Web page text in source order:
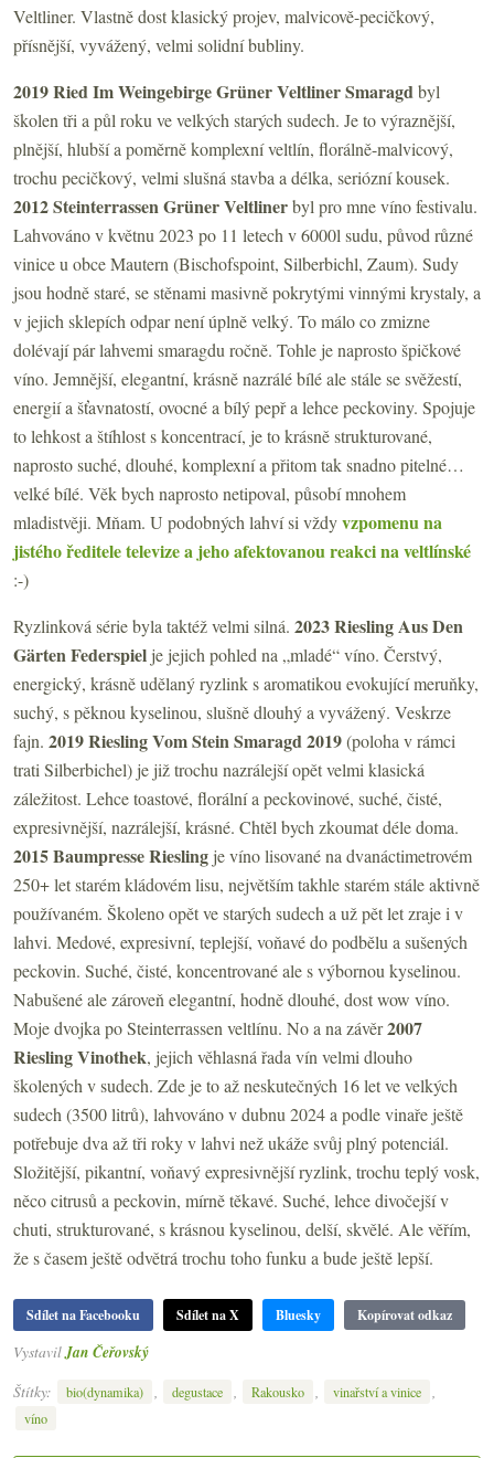
Veltliner. Vlastně dost klasický projev, malvicově-pecičkový,
přísnější, vyvážený, velmi solidní bubliny.
2019 Ried Im Weingebirge Grüner Veltliner Smaragdbyl
školen tři a půl roku ve velkých starých sudech. Je to výraznější,
plnější, hlubší a poměrně komplexní veltlín, florálně-malvicový,
trochu pecičkový, velmi slušná stavba a délka, seriózní kousek.
2012 Steinterrassen Grüner Veltlinerbyl pro mne víno festivalu.
Lahvováno v květnu 2023 po 11 letech v 6000l sudu, původ různé
vinice u obce Mautern (Bischofspoint, Silberbichl, Zaum). Sudy
jsou hodně staré, se stěnami masivně pokrytými vinnými krystaly, a
v jejich sklepích odpar není úplně velký. To málo co zmizne
dolévají pár lahvemi smaragdu ročně. Tohle je naprosto špičkové
víno. Jemnější, elegantní, krásně nazrálé bílé ale stále se svěžestí,
energií a šťavnatostí, ovocné a bílý pepř a lehce peckoviny. Spojuje
to lehkost a štíhlost s koncentrací, je to krásně strukturované,
naprosto suché, dlouhé, komplexní a přitom tak snadno pitelné…
velké bílé. Věk bych naprosto netipoval, působí mnohem
mladistvěji. Mňam. U podobných lahví si vždyvzpomenu na
jistého ředitele televize a jeho afektovanou reakci na veltlínské
:-)
Ryzlinková série byla taktéž velmi silná. 2023 Riesling Aus Den
Gärten Federspiel je jejich pohled na „mladé“ víno. Čerstvý,
energický, krásně udělaný ryzlink s aromatikou evokující meruňky,
suchý, s pěknou kyselinou, slušně dlouhý a vyvážený. Veskrze
fajn. 2019 Riesling Vom Stein Smaragd 2019(poloha v rámci
trati Silberbichel) je již trochu nazrálejší opět velmi klasická
záležitost. Lehce toastové, florální a peckovinové, suché, čisté,
expresivnější, nazrálejší, krásné. Chtěl bych zkoumat déle doma.
2015 Baumpresse Riesling je víno lisované na dvanáctimetrovém
250+ let starém kládovém lisu, největším takhle starém stále aktivně
používaném. Školeno opět ve starých sudech a už pět let zraje i v
lahvi. Medové, expresivní, teplejší, voňavé do podbělu a sušených
peckovin. Suché, čisté, koncentrované ale s výbornou kyselinou.
Nabušené ale zároveň elegantní, hodně dlouhé, dost wow víno.
Moje dvojka po Steinterrassen veltlínu. No a na závěr2007
Riesling Vinothek, jejich věhlasná řada vín velmi dlouho
školených v sudech. Zde je to až neskutečných 16 let ve velkých
sudech (3500 litrů), lahvováno v dubnu 2024 a podle vinaře ještě
potřebuje dva až tři roky v lahvi než ukáže svůj plný potenciál.
Složitější, pikantní, voňavý expresivnější ryzlink, trochu teplý vosk,
něco citrusů a peckovin, mírně těkavé. Suché, lehce divočejší v
chuti, strukturované, s krásnou kyselinou, delší, skvělé. Ale věřím,
že s časem ještě odvětrá trochu toho funku a bude ještě lepší.
Sdílet na Facebooku Sdílet na X Bluesky Kopírovat odkaz
Vystavil Jan Čeřovský
Štítky:
bio(dynamika) , degustace , Rakousko , vinařství a vinice ,
víno